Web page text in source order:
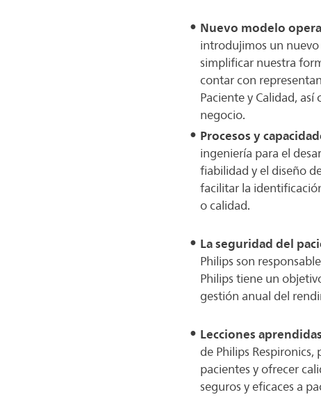
Nuevo modelo
introdujimos un
simplificar nuestra
contar con
Paciente y Calidad,
negocio.
Procesos y
ingeniería para el
fiabilidad y el diseño
facilitar la
o calidad.
La seguridad del
Philips son
Philips tiene un
gestión anual del
Lecciones
de Philips
pacientes y ofrecer
seguros y eficaces a